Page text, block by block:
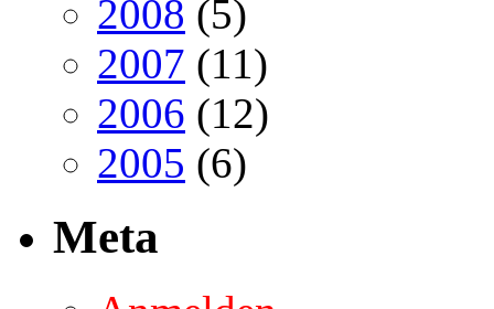
2008 (5)
2007 (11)
2006 (12)
2005 (6)
Meta